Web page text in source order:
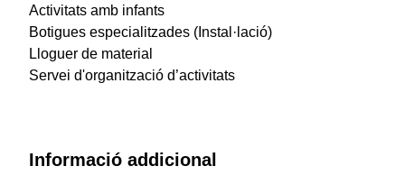
Activitats amb infants
Botigues especialitzades (Instal·lació)
Lloguer de material
Servei d'organització d’activitats
Informació addicional